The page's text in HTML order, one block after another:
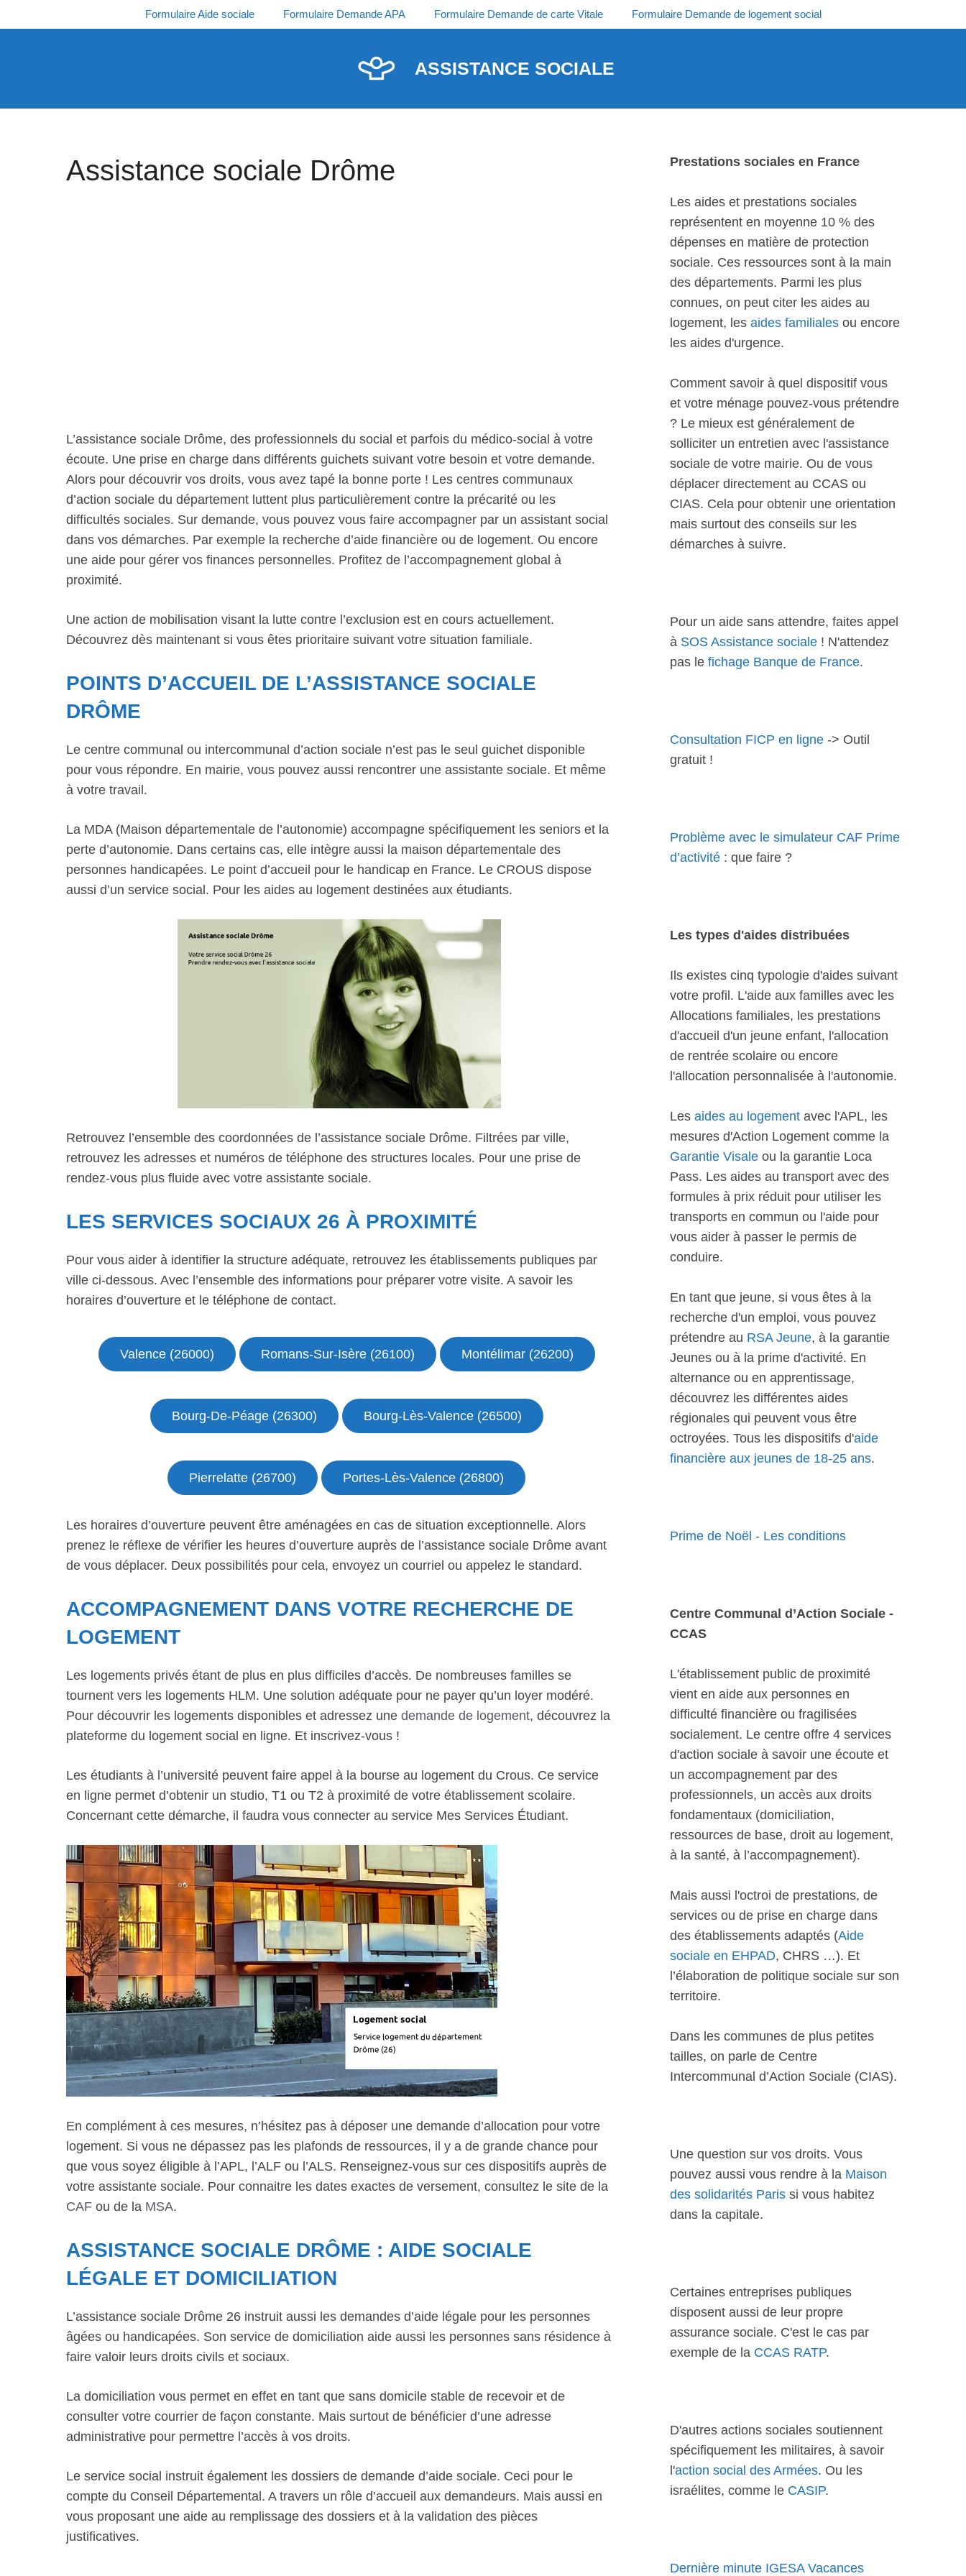
au
Formulaire Aide sociale Formulaire Demande APA Formulaire Demande de carte Vitale Formulaire Demande de logement social
ASSISTANCE SOCIALE
Assistance sociale Drôme
L’assistance sociale Drôme, des professionnels du social et parfois du médico-social à votre
écoute. Une prise en charge dans différents guichets suivant votre besoin et votre demande.
Alors pour découvrir vos droits, vous avez tapé la bonne porte ! Les centres communaux
d’action sociale du département luttent plus particulièrement contre la précarité ou les
difficultés sociales. Sur demande, vous pouvez vous faire accompagner par un assistant social
dans vos démarches. Par exemple la recherche d’aide financière ou de logement. Ou encore
une aide pour gérer vos finances personnelles. Profitez de l’accompagnement global à
proximité.
Une action de mobilisation visant la lutte contre l’exclusion est en cours actuellement.
Découvrez dès maintenant si vous êtes prioritaire suivant votre situation familiale.
POINTS D’ACCUEIL DE L’ASSISTANCE SOCIALE
DRÔME
Le centre communal ou intercommunal d’action sociale n’est pas le seul guichet disponible
pour vous répondre. En mairie, vous pouvez aussi rencontrer une assistante sociale. Et même
à votre travail.
La MDA (Maison départementale de l’autonomie) accompagne spécifiquement les seniors et la
perte d’autonomie. Dans certains cas, elle intègre aussi la maison départementale des
personnes handicapées. Le point d’accueil pour le handicap en France. Le CROUS dispose
aussi d’un service social. Pour les aides au logement destinées aux étudiants.
Retrouvez l’ensemble des coordonnées de l’assistance sociale Drôme. Filtrées par ville,
retrouvez les adresses et numéros de téléphone des structures locales. Pour une prise de
rendez-vous plus fluide avec votre assistante sociale.
LES SERVICES SOCIAUX 26 À PROXIMITÉ
Pour vous aider à identifier la structure adéquate, retrouvez les établissements publiques par
ville ci-dessous. Avec l’ensemble des informations pour préparer votre visite. A savoir les
horaires d’ouverture et le téléphone de contact.
Valence (26000) Romans-Sur-Isère (26100) Montélimar (26200)
Bourg-De-Péage (26300) Bourg-Lès-Valence (26500)
Pierrelatte (26700) Portes-Lès-Valence (26800)
Les horaires d’ouverture peuvent être aménagées en cas de situation exceptionnelle. Alors
prenez le réflexe de vérifier les heures d’ouverture auprès de l’assistance sociale Drôme avant
de vous déplacer. Deux possibilités pour cela, envoyez un courriel ou appelez le standard.
ACCOMPAGNEMENT DANS VOTRE RECHERCHE DE
LOGEMENT
Les logements privés étant de plus en plus difficiles d’accès. De nombreuses familles se
tournent vers les logements HLM. Une solution adéquate pour ne payer qu’un loyer modéré.
Pour découvrir les logements disponibles et adressez une demande de logement, découvrez la
plateforme du logement social en ligne. Et inscrivez-vous !
Les étudiants à l’université peuvent faire appel à la bourse au logement du Crous. Ce service
en ligne permet d’obtenir un studio, T1 ou T2 à proximité de votre établissement scolaire.
Concernant cette démarche, il faudra vous connecter au service Mes Services Étudiant.
En complément à ces mesures, n’hésitez pas à déposer une demande d’allocation pour votre
logement. Si vous ne dépassez pas les plafonds de ressources, il y a de grande chance pour
que vous soyez éligible à l’APL, l’ALF ou l’ALS. Renseignez-vous sur ces dispositifs auprès de
votre assistante sociale. Pour connaitre les dates exactes de versement, consultez le site de la
CAF ou de la MSA.
ASSISTANCE SOCIALE DRÔME : AIDE SOCIALE
LÉGALE ET DOMICILIATION
L’assistance sociale Drôme 26 instruit aussi les demandes d’aide légale pour les personnes
âgées ou handicapées. Son service de domiciliation aide aussi les personnes sans résidence à
faire valoir leurs droits civils et sociaux.
La domiciliation vous permet en effet en tant que sans domicile stable de recevoir et de
consulter votre courrier de façon constante. Mais surtout de bénéficier d’une adresse
administrative pour permettre l’accès à vos droits.
Le service social instruit également les dossiers de demande d’aide sociale. Ceci pour le
compte du Conseil Départemental. A travers un rôle d’accueil aux demandeurs. Mais aussi en
vous proposant une aide au remplissage des dossiers et à la validation des pièces
justificatives.
Prestations sociales en France
Les aides et prestations sociales
représentent en moyenne 10 % des
dépenses en matière de protection
sociale. Ces ressources sont à la main
des départements. Parmi les plus
connues, on peut citer les aides au
logement, les aides familiales ou encore
les aides d'urgence.
Comment savoir à quel dispositif vous
et votre ménage pouvez-vous prétendre
? Le mieux est généralement de
solliciter un entretien avec l'assistance
sociale de votre mairie. Ou de vous
déplacer directement au CCAS ou
CIAS. Cela pour obtenir une orientation
mais surtout des conseils sur les
démarches à suivre.
Pour un aide sans attendre, faites appel
à SOS Assistance sociale ! N'attendez
pas le fichage Banque de France.
Consultation FICP en ligne -> Outil
gratuit !
Problème avec le simulateur CAF Prime
d’activité : que faire ?
Les types d'aides distribuées
Ils existes cinq typologie d'aides suivant
votre profil. L'aide aux familles avec les
Allocations familiales, les prestations
d'accueil d'un jeune enfant, l'allocation
de rentrée scolaire ou encore
l'allocation personnalisée à l'autonomie.
Les aides au logement avec l'APL, les
mesures d'Action Logement comme la
Garantie Visale ou la garantie Loca
Pass. Les aides au transport avec des
formules à prix réduit pour utiliser les
transports en commun ou l'aide pour
vous aider à passer le permis de
conduire.
En tant que jeune, si vous êtes à la
recherche d'un emploi, vous pouvez
prétendre au RSA Jeune, à la garantie
Jeunes ou à la prime d'activité. En
alternance ou en apprentissage,
découvrez les différentes aides
régionales qui peuvent vous être
octroyées. Tous les dispositifs d'aide
financière aux jeunes de 18-25 ans.
Prime de Noël - Les conditions
Centre Communal d’Action Sociale -
CCAS
L'établissement public de proximité
vient en aide aux personnes en
difficulté financière ou fragilisées
socialement. Le centre offre 4 services
d'action sociale à savoir une écoute et
un accompagnement par des
professionnels, un accès aux droits
fondamentaux (domiciliation,
ressources de base, droit au logement,
à la santé, à l’accompagnement).
Mais aussi l'octroi de prestations, de
services ou de prise en charge dans
des établissements adaptés (Aide
sociale en EHPAD, CHRS …). Et
l’élaboration de politique sociale sur son
territoire.
Dans les communes de plus petites
tailles, on parle de Centre
Intercommunal d’Action Sociale (CIAS).
Une question sur vos droits. Vous
pouvez aussi vous rendre à la Maison
des solidarités Paris si vous habitez
dans la capitale.
Certaines entreprises publiques
disposent aussi de leur propre
assurance sociale. C'est le cas par
exemple de la CCAS RATP.
D'autres actions sociales soutiennent
spécifiquement les militaires, à savoir
l'action social des Armées. Ou les
israélites, comme le CASIP.
Dernière minute IGESA Vacances